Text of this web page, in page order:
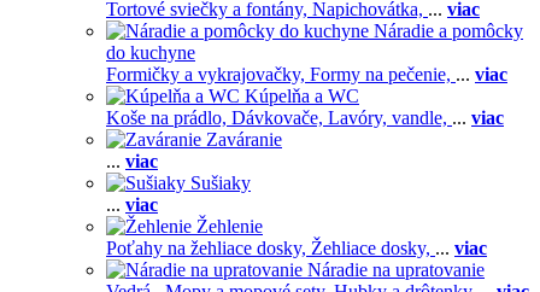
Tortové sviečky a fontány, Napichovátka, ... viac
Náradie a pomôcky
do kuchyne
Formičky a vykrajovačky, Formy na pečenie, ... viac
Kúpelňa a WC
Koše na prádlo, Dávkovače, Lavóry, vandle, ... viac
Zaváranie
... viac
Sušiaky
... viac
Žehlenie
Poťahy na žehliace dosky, Žehliace dosky, ... viac
Náradie na upratovanie